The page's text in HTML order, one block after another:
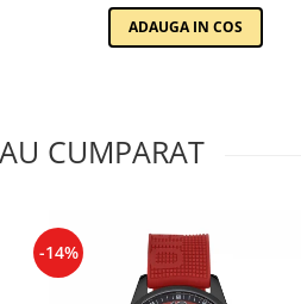
ADAUGA IN COS
CUMPARAT
-14%